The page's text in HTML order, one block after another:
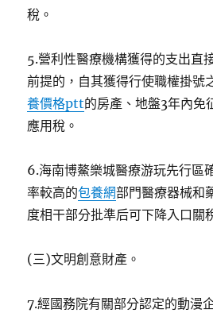
稅。
5.營利性醫療機構獲得的支出直
前提的，自其獲得行使職權掛號
養價格ptt的房產、地盤3年內免
應用稅。
6.海南博鰲樂城醫療游玩先行區
率較高的包養網部門醫療器械和
度相干部分批準后可下降入口關
(三)文明創意財產。
7.經國務院有關部分認定的動漫